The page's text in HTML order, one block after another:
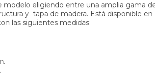
modelo eligiendo entre una amplia gama
y tapa de madera. Está disponible en
las siguientes medidas: